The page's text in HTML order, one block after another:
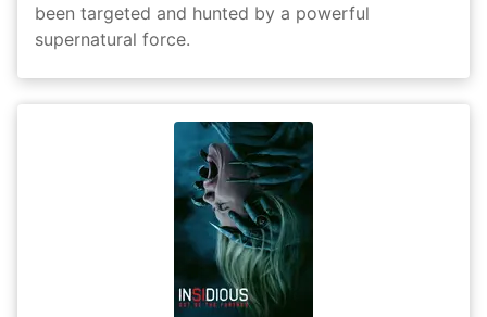
been targeted and hunted by a powerful
supernatural force.